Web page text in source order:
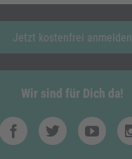
Jetzt kostenfrei anmelden
Wir sind für Dich da!